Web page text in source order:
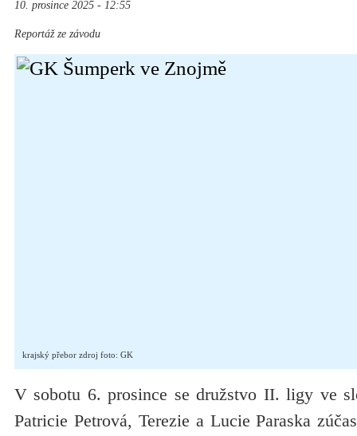
10. prosince 2025 - 12:55
Reportáž ze závodu
krajský přebor zdroj foto: GK
V sobotu 6. prosince se družstvo II. ligy ve
Patricie Petrová, Terezie a Lucie Paraska